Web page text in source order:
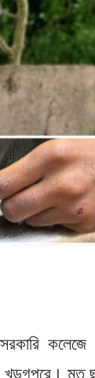
কলেজে
খড়্গপুরে। মৃত